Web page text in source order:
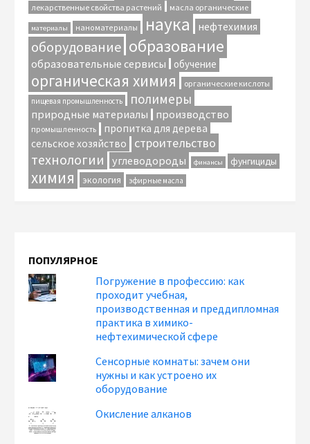
лекарственные свойства растений масла органические
материалы наноматериалы наука нефтехимия
оборудование образование
образовательные сервисы обучение
органическая химия органические кислоты
пищевая промышленность полимеры
природные материалы производство
промышленность
пропитка для дерева
сельское хозяйство
строительство
технологии углеводороды финансы фунгициды
химия экология эфирные масла
ПОПУЛЯРНОЕ
Погружение в профессию: как
проходит учебная,
производственная и преддипломная
практика в химико-
нефтехимической сфере
Сенсорные комнаты: зачем они
нужны и как устроено их
оборудование
Окисление алканов